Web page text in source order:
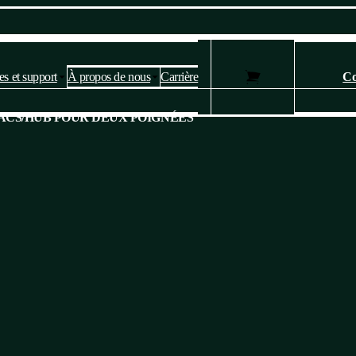
et support À propos de nous Carrière
/HUB POUR DEUX POIGNÉES
Paramètres des cookies et de la
confidentialité